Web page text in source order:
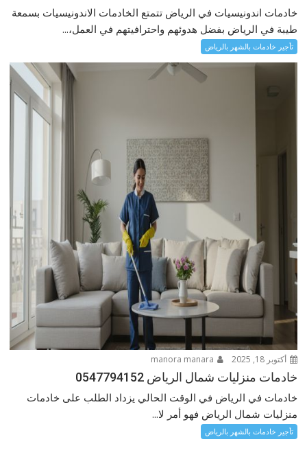
خادمات اندونيسيات في الرياض تتمتع الخادمات الاندونيسيات بسمعة
طيبة في الرياض بفضل هدوئهم واحترافيتهم في العمل،...
تأجير خادمات بالشهر بالرياض
أكتوبر 18, 2025
خادمات منزليات شمال الرياض 0547794152
خادمات في الرياض في الوقت الحالي يزداد الطلب على خادمات
منزليات شمال الرياض فهو أمر لا...
تأجير خادمات بالشهر بالرياض